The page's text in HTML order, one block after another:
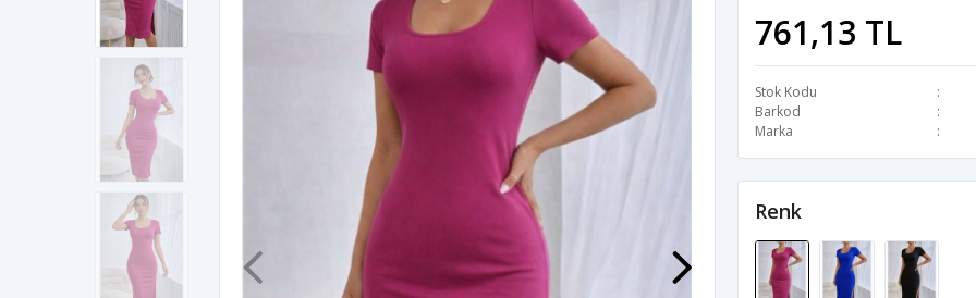
761,13 TL
Stok Kodu
Barkod
Marka
Renk